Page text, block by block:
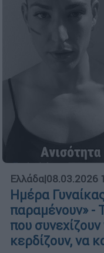
Ελλάδα|08.03.2026
Ημέρα
παραμένουν» -
που
κερδίζουν, να